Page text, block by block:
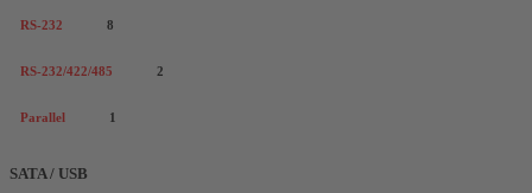
RS-232 8
RS-232/422/485 2
Parallel 1
SATA / USB